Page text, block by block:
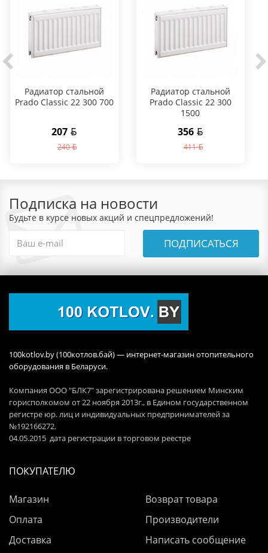
Радиатор стальной
Prado Classic 22 300 700
207
240
Радиатор стальной
Prado Classic 22 300
1500
356
411
Подписка на новости
Будьте в курсе новых акций и спецпредложений!
ПОДПИСАТЬСЯ
100kotlov.by (100котлов.бай) — интернет-магазин отопительного
оборудования в Беларуси.
Компания ООО "БЛК7" зарегистрирована решением Минским
горисполкомом от 22 ноября 2013г., в Едином государственном
регистре юр. лиц и индивидуальных предпринимателей за
№192166272.
04.05.2015 дата регистрации в торговом реестре
ПОКУПАТЕЛЮ
Магазин
Оплата
Доставка
Возврат товара
Производители
Написать сообщение